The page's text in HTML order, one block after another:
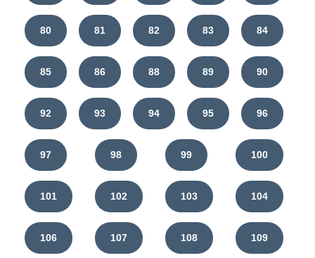
80 81 82 83 84
85 86 88 89 90
92 93 94 95 96
97 98 99 100
101 102 103 104
106 107 108 109